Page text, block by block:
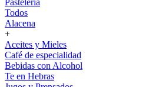
Pastelería
Todos
Alacena
+
Aceites y Mieles
Café de especialidad
Bebidas con Alcohol
Te en Hebras